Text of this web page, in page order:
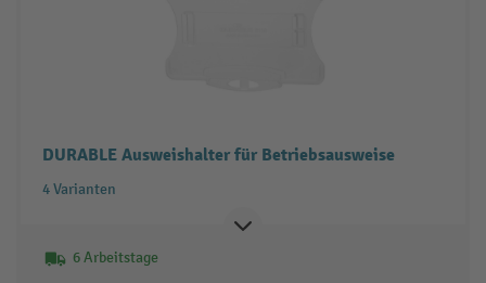
DURABLE Ausweishalter für Betriebsausweise
4 Varianten
6 Arbeitstage